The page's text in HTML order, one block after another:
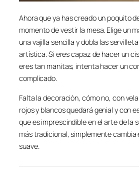
Ahora que ya has creado un poquito
momento de vestir la mesa. Elige un
una vajilla sencilla y dobla las
artística. Si eres capaz de hacer un
eres tan manitas, intenta hacer un
complicado.
Falta la decoración, cómo no, con
rojos y blancos quedará genial y con
que es imprescindible en el arte de la
más tradicional, simplemente cambia
suave.